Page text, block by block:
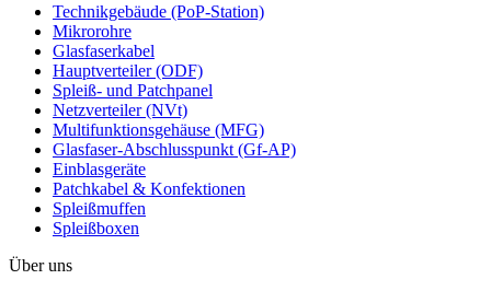
Technikgebäude (PoP-Station)
Mikrorohre
Glasfaserkabel
Hauptverteiler (ODF)
Spleiß- und Patchpanel
Netzverteiler (NVt)
Multifunktionsgehäuse (MFG)
Glasfaser-Abschlusspunkt (Gf-AP)
Einblasgeräte
Patchkabel & Konfektionen
Spleißmuffen
Spleißboxen
Über uns